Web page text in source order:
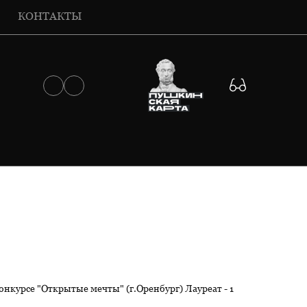
КОНТАКТЫ
"Открытые мечты" (г.Оренбург) Лауреат - 1